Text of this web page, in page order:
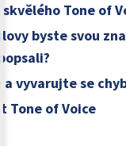
Tone of
byste svou
a vyvarujte se
Tone of Voice